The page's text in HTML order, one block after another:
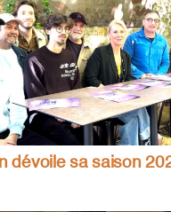
dévoile sa saison